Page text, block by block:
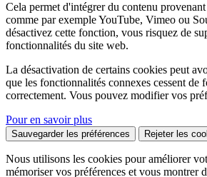
Cela permet d'intégrer du contenu
comme par exemple YouTube, Vimeo ou
désactivez cette fonction, vous risquez de
fonctionnalités du site web.
La désactivation de certains cookies peut
que les fonctionnalités connexes cessent de
correctement. Vous pouvez modifier vos
Pour en savoir plus
Sauvegarder les préférences Rejeter les
Nous utilisons les cookies pour améliorer
mémoriser vos préférences et vous montrer